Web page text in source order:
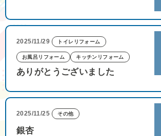
2025/11/29 トイレリフォーム
お風呂リフォーム キッチンリフォーム
ありがとうございました
2025/11/25 その他
銀杏